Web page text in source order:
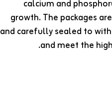
calcium and
growth. The packages
and carefully sealed to
and meet the